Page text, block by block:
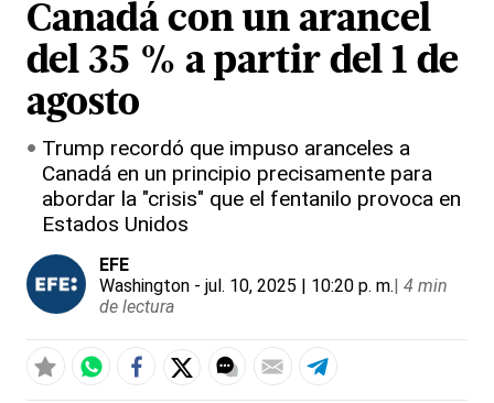
Canadá con un arancel
del 35 % a partir del 1 de
agosto
Trump recordó que impuso aranceles a
Canadá en un principio precisamente para
abordar la "crisis" que el fentanilo provoca en
Estados Unidos
EFE
Washington - jul. 10, 2025 | 10:20 p. m.| 4 min
de lectura